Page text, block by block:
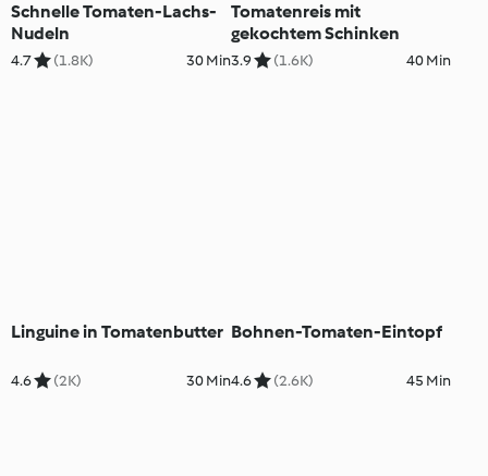
Schnelle Tomaten-Lachs-
Nudeln
4.7 (1.8K) 30 Min
Tomatenreis mit
gekochtem Schinken
3.9 (1.6K) 40 Min
Linguine in Tomatenbutter
4.6 (2K) 30 Min
Bohnen-Tomaten-Eintopf
4.6 (2.6K) 45 Min